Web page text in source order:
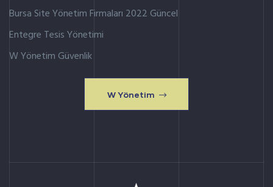
Bursa Site Yönetim Firmaları 2022 Güncel
Entegre Tesis Yönetimi
W Yönetim Güvenlik
W Yönetim